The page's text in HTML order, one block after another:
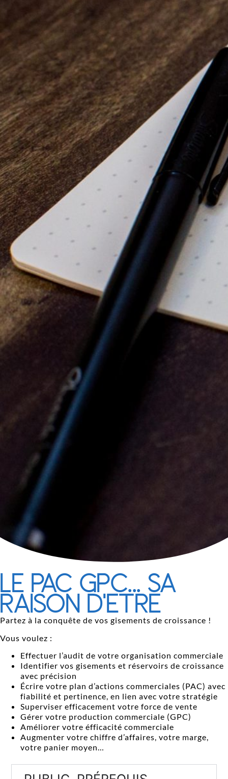
LE PAC GPC... SA
RAISON D'ETRE
Partez à la conquête de vos gisements de croissance !
Vous voulez :
Effectuer l’audit de votre organisation commerciale
Identifier vos gisements et réservoirs de croissance
avec précision
Écrire votre plan d’actions commerciales (PAC) avec
fiabilité et pertinence, en lien avec votre stratégie
Superviser efficacement votre force de vente
Gérer votre production commerciale (GPC)
Améliorer votre éfficacité commerciale
Augmenter votre chiffre d’affaires, votre marge,
votre panier moyen…